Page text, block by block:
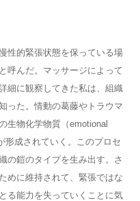
性的緊張状態を保っている場
呼んだ。マッサージによって
細に観察してきた私は、組織
った。情動の葛藤やトラウマ
生物化学物質（emotional
形成されていく。このプロセ
の鎧のタイプを生み出す。さ
めに維持されて、緊張ではな
る能力を失っていくことに気